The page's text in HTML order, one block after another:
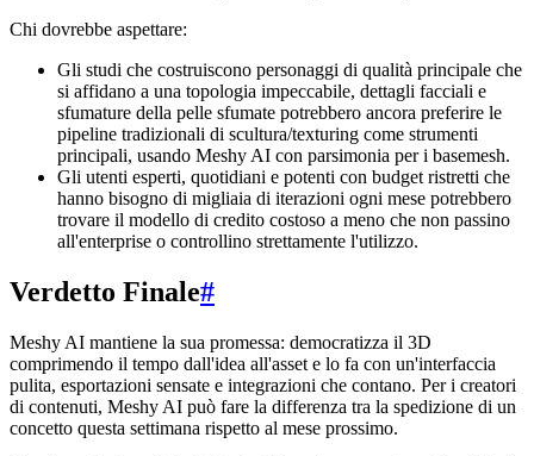
Chi dovrebbe aspettare:
Gli studi che costruiscono personaggi di qualità principale che
si affidano a una topologia impeccabile, dettagli facciali e
sfumature della pelle sfumate potrebbero ancora preferire le
pipeline tradizionali di scultura/texturing come strumenti
principali, usando Meshy AI con parsimonia per i basemesh.
Gli utenti esperti, quotidiani e potenti con budget ristretti che
hanno bisogno di migliaia di iterazioni ogni mese potrebbero
trovare il modello di credito costoso a meno che non passino
all'enterprise o controllino strettamente l'utilizzo.
Verdetto Finale#
Meshy AI mantiene la sua promessa: democratizza il 3D
comprimendo il tempo dall'idea all'asset e lo fa con un'interfaccia
pulita, esportazioni sensate e integrazioni che contano. Per i creatori
di contenuti, Meshy AI può fare la differenza tra la spedizione di un
concetto questa settimana rispetto al mese prossimo.